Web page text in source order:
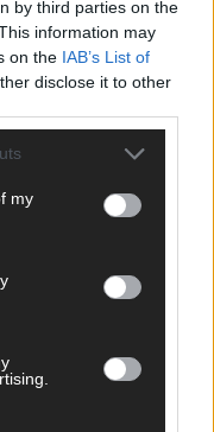
by third parties on the
information may
on the IAB’s List of
disclose it to other
my